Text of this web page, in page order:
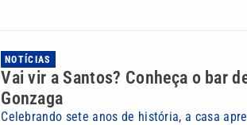
NOTÍCIAS
Vai vir a Santos? Conheça o bar
Gonzaga
Celebrando sete anos de história, a casa